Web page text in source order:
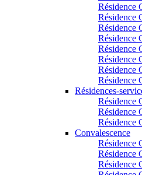
Résidence
Résidence
Résidence
Résidence
Résidence
Résidence
Résidence
Résidence
Résidences-
Résidence
Résidence
Résidence
Convalescence
Résidence
Résidence
Résidence